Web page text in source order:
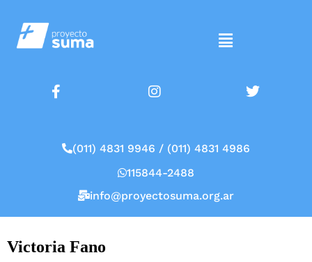
(011) 4831 9946 / (011) 4831 4986
115844-2488
info@proyectosuma.org.ar
Victoria Fano